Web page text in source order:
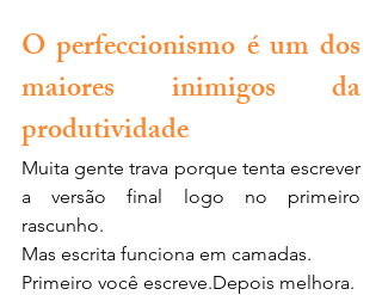
O perfeccionismo é um dos
maiores inimigos da
produtividade
Muita gente trava porque tenta escrever
a versão final logo no primeiro
rascunho.
Mas escrita funciona em camadas.
Primeiro você escreve.Depois melhora.